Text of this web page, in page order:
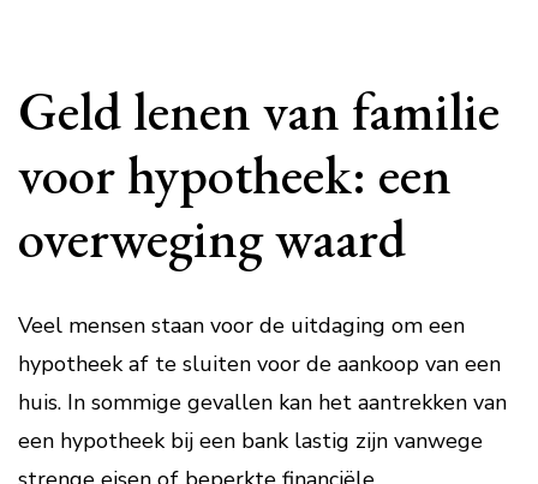
Geld lenen van familie
voor hypotheek: een
overweging waard
Veel mensen staan voor de uitdaging om een
hypotheek af te sluiten voor de aankoop van een
huis. In sommige gevallen kan het aantrekken van
een hypotheek bij een bank lastig zijn vanwege